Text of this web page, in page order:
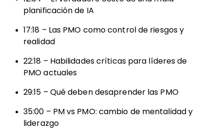
planificación de IA
17:18 – Las PMO como control de riesgos y
realidad
22:18 – Habilidades críticas para líderes de
PMO actuales
29:15 – Qué deben desaprender las PMO
35:00 – PM vs PMO: cambio de mentalidad y
liderazgo